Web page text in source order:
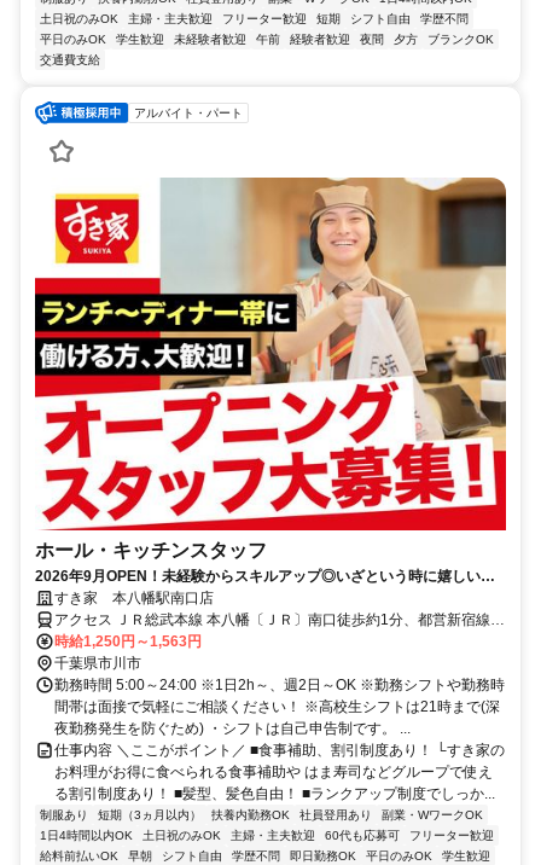
土日祝のみOK
主婦・主夫歓迎 フリーター歓迎 短期 シフト自由
学歴不問
平日のみOK
学生歓迎 未経験者歓迎 午前 経験者歓迎 夜間 夕方
ブランクOK
交通費支給
アルバイト・パート
ホール・キッチンスタッフ
2026年9月OPEN！未経験からスキルアップ◎いざという時に嬉しい給
与前払い制度あり！
すき家 本八幡駅南口店
アクセス ＪＲ総武本線 本八幡〔ＪＲ〕南口徒歩約1分、都営新宿線
本八幡〔新宿線〕A2口徒歩約3分、京成本線 京成八幡出口3徒歩約7
分 本八幡駅南口スグ
時給1,250円～1,563円
千葉県市川市
勤務時間 5:00～24:00 ※1日2h～、週2日～OK ※勤務シフトや勤務時
間帯は面接で気軽にご相談ください！ ※高校生シフトは21時まで(深
夜勤務発生を防ぐため) ・シフトは自己申告制です。 ...
仕事内容 ＼ここがポイント／ ■食事補助、割引制度あり！ └すき家の
お料理がお得に食べられる食事補助や はま寿司などグループで使え
る割引制度あり！ ■髪型、髪色自由！ ■ランクアップ制度でしっか...
制服あり 短期（3ヵ月以内） 扶養内勤務OK 社員登用あり
副業・WワークOK
1日4時間以内OK
土日祝のみOK 主婦・主夫歓迎 60代も応募可
フリーター歓迎
給料前払いOK
早朝 シフト自由 学歴不問 即日勤務OK 平日のみOK
学生歓迎